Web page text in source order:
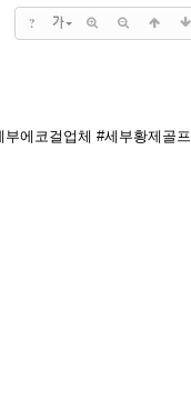
? 가
에코걸업체 #세부황제골프